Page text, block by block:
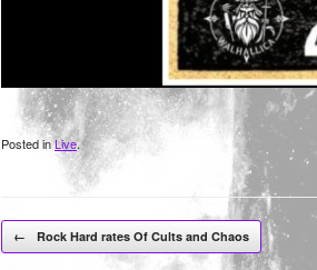
Posted inLive.
Post navigation
← Rock Hard rates Of Cults and Chaos